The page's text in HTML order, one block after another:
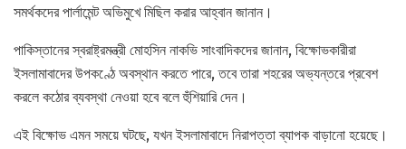
সমর্থকদের পার্লামেন্ট অভিমুখে মিছিল করার আহ্বান জানান।
পাকিস্তানের স্বরাষ্ট্রমন্ত্রী মোহসিন নাকভি সাংবাদিকদের জানান, বিক্ষোভকারীরা
ইসলামাবাদের উপকণ্ঠে অবস্থান করতে পারে, তবে তারা শহরের অভ্যন্তরে প্রবেশ
করলে কঠোর ব্যবস্থা নেওয়া হবে বলে হুঁশিয়ারি দেন।
এই বিক্ষোভ এমন সময়ে ঘটছে, যখন ইসলামাবাদে নিরাপত্তা ব্যাপক বাড়ানো হয়েছে।